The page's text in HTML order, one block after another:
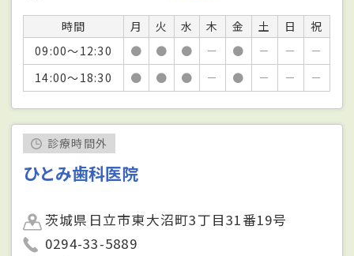
時間 月 火 水 木 金 土 日
祝
09:00～12:30
● ● ● － ● － －
－
14:00～18:30
● ● ● － ● － － －
診療時間外
ひとみ歯科医院
茨城県日立市東大沼町3丁目31番19号
0294-33-5889